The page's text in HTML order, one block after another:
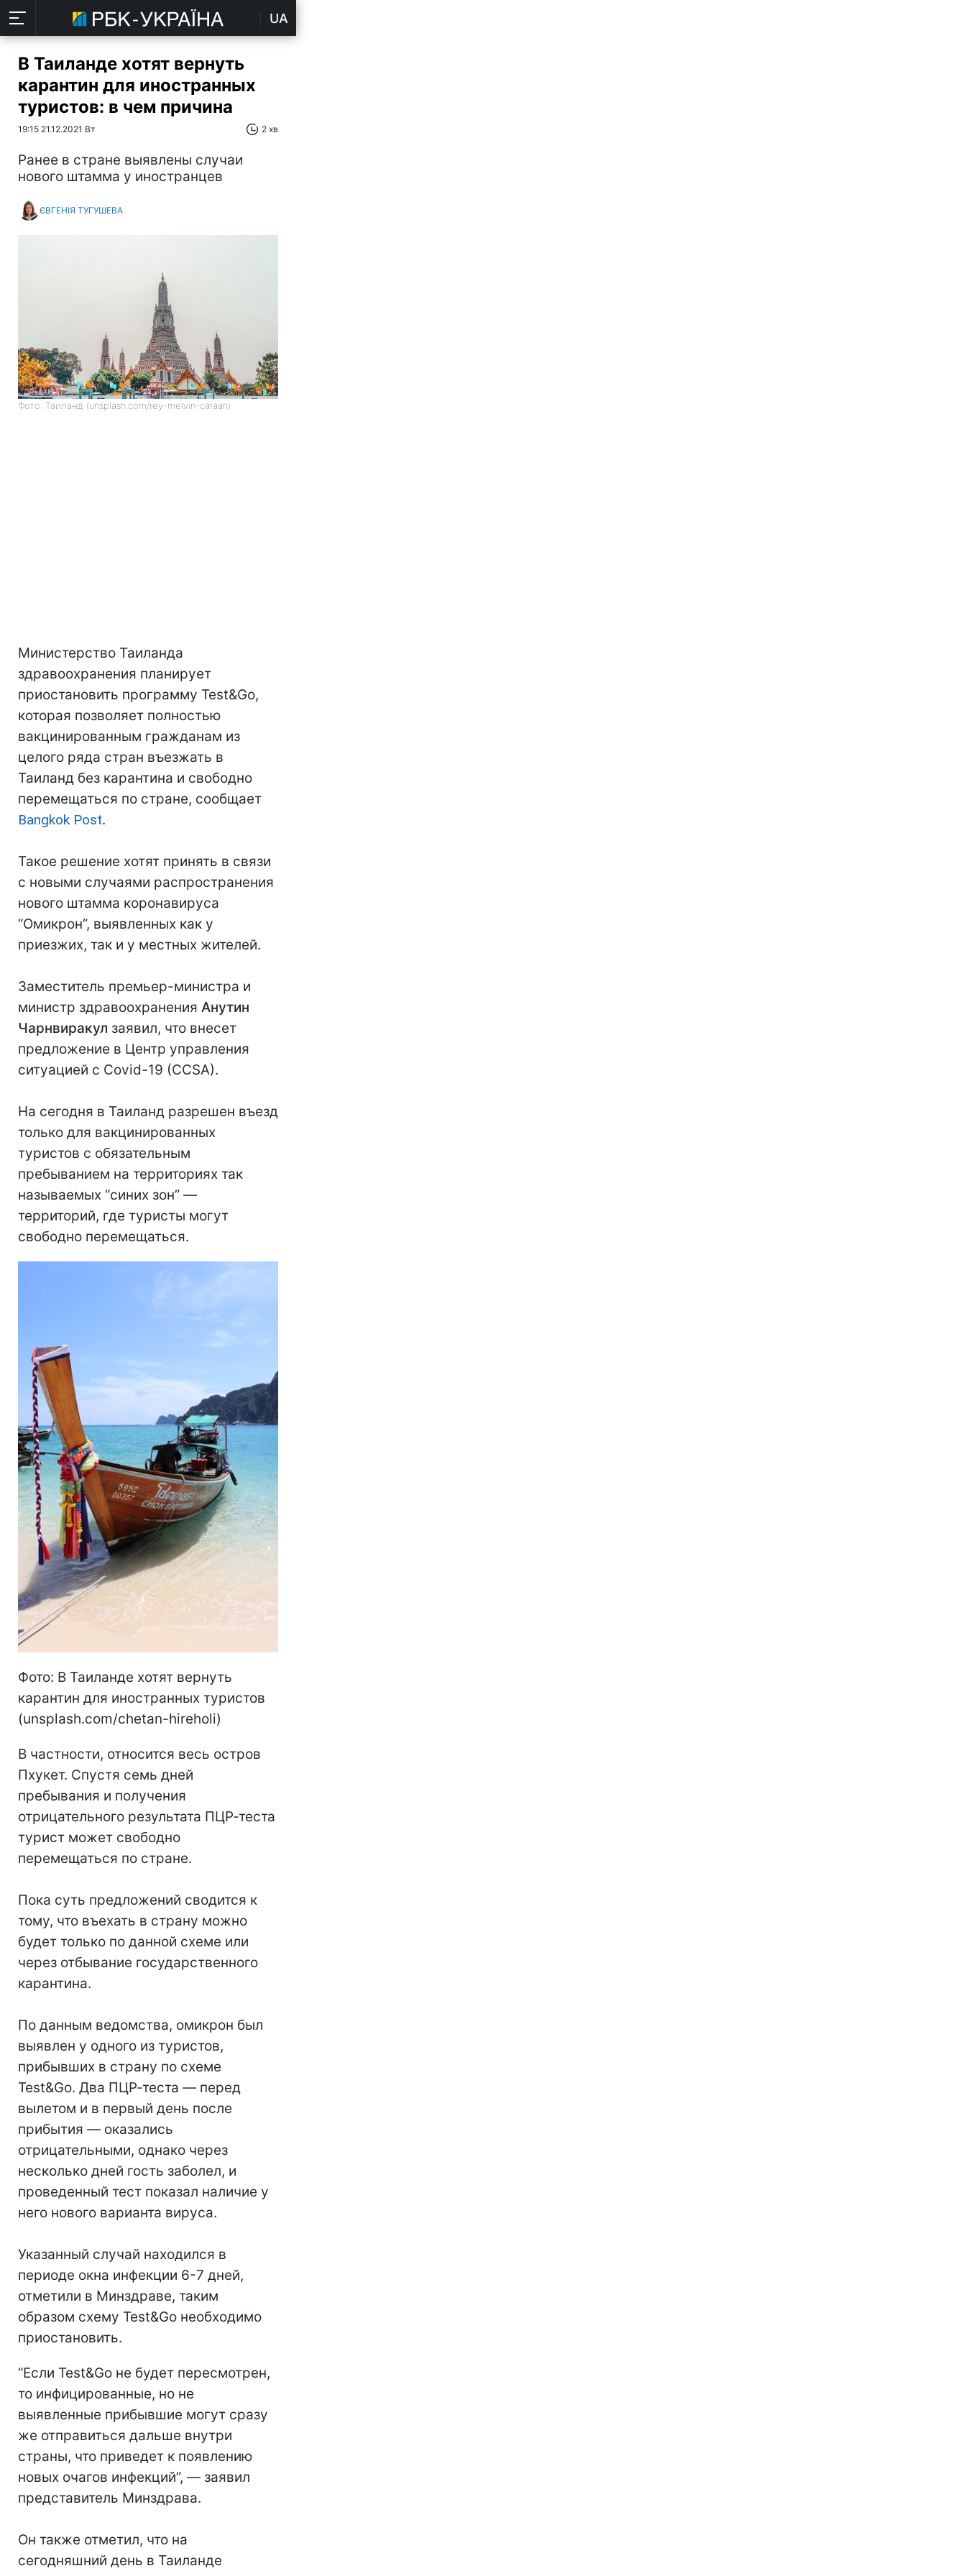
UA
В Таиланде хотят вернуть
карантин для иностранных
туристов: в чем причина
19:15 21.12.2021 Вт 2 хв
Ранее в стране выявлены случаи
нового штамма у иностранцев
ЄВГЕНІЯ ТУГУШЕВА
Фото: Таиланд (unsplash.com/rey-melvin-caraan)
Министерство Таиланда
здравоохранения планирует
приостановить программу Test&Go,
которая позволяет полностью
вакцинированным гражданам из
целого ряда стран въезжать в
Таиланд без карантина и свободно
перемещаться по стране, сообщает
Bangkok Post.
Такое решение хотят принять в связи
с новыми случаями распространения
нового штамма коронавируса
“Омикрон”, выявленных как у
приезжих, так и у местных жителей.
Заместитель премьер-министра и
министр здравоохранения Анутин
Чарнвиракул заявил, что внесет
предложение в Центр управления
ситуацией с Covid-19 (CCSA).
На сегодня в Таиланд разрешен въезд
только для вакцинированных
туристов с обязательным
пребыванием на территориях так
называемых “синих зон” —
территорий, где туристы могут
свободно перемещаться.
Фото: В Таиланде хотят вернуть
карантин для иностранных туристов
(unsplash.com/chetan-hireholi)
В частности, относится весь остров
Пхукет. Спустя семь дней
пребывания и получения
отрицательного результата ПЦР-теста
турист может свободно
перемещаться по стране.
Пока суть предложений сводится к
тому, что въехать в страну можно
будет только по данной схеме или
через отбывание государственного
карантина.
По данным ведомства, омикрон был
выявлен у одного из туристов,
прибывших в страну по схеме
Test&Go. Два ПЦР-теста — перед
вылетом и в первый день после
прибытия — оказались
отрицательными, однако через
несколько дней гость заболел, и
проведенный тест показал наличие у
него нового варианта вируса.
Указанный случай находился в
периоде окна инфекции 6-7 дней,
отметили в Минздраве, таким
образом схему Test&Go необходимо
приостановить.
“Если Test&Go не будет пересмотрен,
то инфицированные, но не
выявленные прибывшие могут сразу
же отправиться дальше внутри
страны, что приведет к появлению
новых очагов инфекций”, — заявил
представитель Минздрава.
Он также отметил, что на
сегодняшний день в Таиланде